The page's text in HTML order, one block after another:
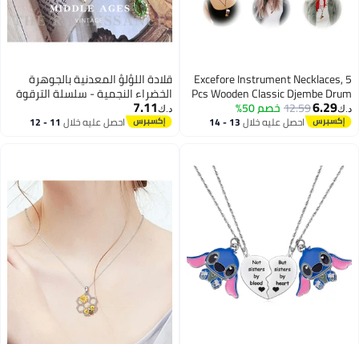
Excefore Instrument Necklaces, 5
Pcs Wooden Classic Djembe Drum
Jewelry Necklace, Mini Pendant
African Drum Bongos Percussion
د.ك‏6.29
12.59خصم 50%
احصل عليه خلال 13 - 14
قلادة اللؤلؤ المعدنية بالجوهرة
الخضراء النجمية - سلسلة الترقوة
الفاخرة الخفيفة بأسلوب القصر
القديم
د.ك‏7.11
احصل عليه خلال 11 - 12